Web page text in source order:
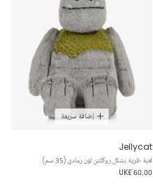
إضافة سريعة
Jellycat
لعبة طرية بشكل روكلتن لون رمادي (35 سم)
UK£ 60.00